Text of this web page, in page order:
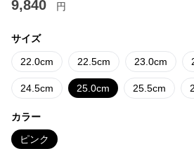
9,840 円
サイズ
22.0cm 22.5cm 23.0cm
24.5cm 25.0cm 25.5cm
カラー
ピンク